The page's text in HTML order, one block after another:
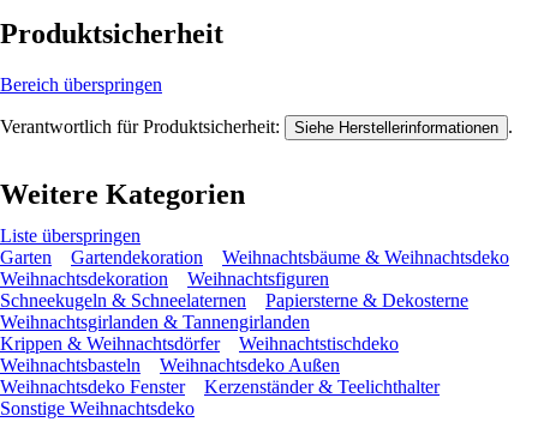
Produktsicherheit
Bereich überspringen
Verantwortlich für Produktsicherheit: Siehe Herstellerinformationen .
Weitere Kategorien
Liste überspringen
Garten
Gartendekoration
Weihnachtsbäume & Weihnachtsdeko
Weihnachtsdekoration
Weihnachtsfiguren
Schneekugeln & Schneelaternen
Papiersterne & Dekosterne
Weihnachtsgirlanden & Tannengirlanden
Krippen & Weihnachtsdörfer
Weihnachtstischdeko
Weihnachtsbasteln
Weihnachtsdeko Außen
Weihnachtsdeko Fenster
Kerzenständer & Teelichthalter
Sonstige Weihnachtsdeko